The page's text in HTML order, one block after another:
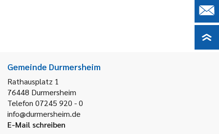
Gemeinde Durmersheim
Rathausplatz 1
76448 Durmersheim
Telefon 07245 920 - 0
info@durmersheim.de
E-Mail schreiben